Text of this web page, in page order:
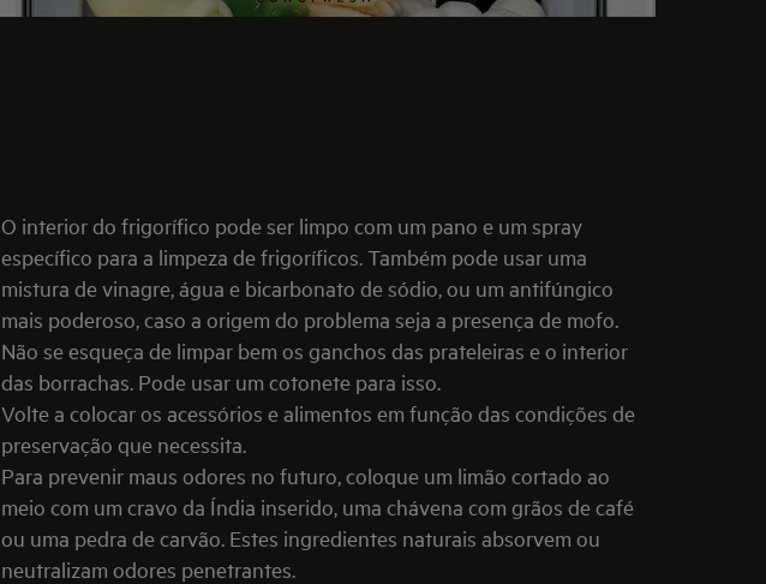
O interior do frigorífico pode ser limpo com um pano e um spray
específico para a limpeza de frigoríficos. Também pode usar uma
mistura de vinagre, água e bicarbonato de sódio, ou um antifúngico
mais poderoso, caso a origem do problema seja a presença de mofo.
Não se esqueça de limpar bem os ganchos das prateleiras e o interior
das borrachas. Pode usar um cotonete para isso.
Volte a colocar os acessórios e alimentos em função das condições de
preservação que necessita.
Para prevenir maus odores no futuro, coloque um limão cortado ao
meio com um cravo da Índia inserido, uma chávena com grãos de café
ou uma pedra de carvão. Estes ingredientes naturais absorvem ou
neutralizam odores penetrantes.